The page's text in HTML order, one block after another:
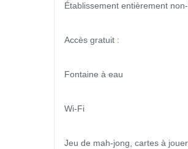
Établissement entièrement
Accès gratuit :
Fontaine à eau
Wi-Fi
Jeu de mah-jong, cartes à jouer